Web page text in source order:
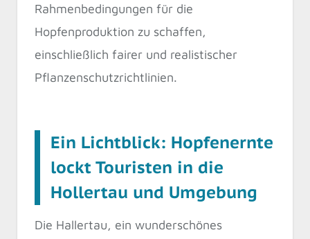
Rahmenbedingungen für die
Hopfenproduktion zu schaffen,
einschließlich fairer und realistischer
Pflanzenschutzrichtlinien.
Ein Lichtblick: Hopfenernte
lockt Touristen in die
Hollertau und Umgebung
Die Hallertau, ein wunderschönes